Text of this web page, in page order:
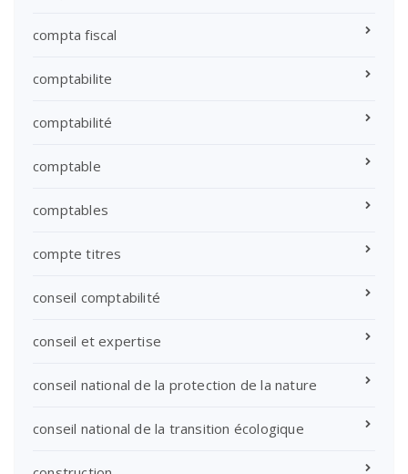
compta fiscal
comptabilite
comptabilité
comptable
comptables
compte titres
conseil comptabilité
conseil et expertise
conseil national de la protection de la nature
conseil national de la transition écologique